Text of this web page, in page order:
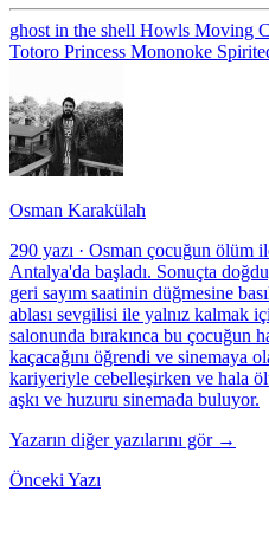
ghost in the shell Howls Moving
Totoro Princess Mononoke
Osman Karakülah
290 yazı · Osman çocuğun ölüm
Antalya'da başladı. Sonuçta
geri sayım saatinin düğmesine
ablası sevgilisi ile yalnız kalmak
salonunda bırakınca bu çocuğun
kaçacağını öğrendi ve sinemaya
kariyeriyle cebelleşirken ve hala
aşkı ve huzuru sinemada buluyor.
Yazarın diğer yazılarını gör →
Önceki Yazı